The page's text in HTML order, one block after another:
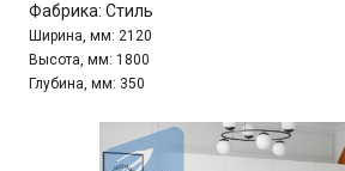
Фабрика: Стиль
Ширина, мм: 2120
Высота, мм: 1800
Глубина, мм: 350